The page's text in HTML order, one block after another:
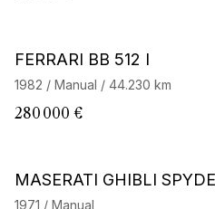
Barnes Exclusive
FERRARI BB 512 I
1982 / Manual / 44.230 km
280 000 €
Barnes Exclusive
MASERATI GHIBLI
1971 / Manual